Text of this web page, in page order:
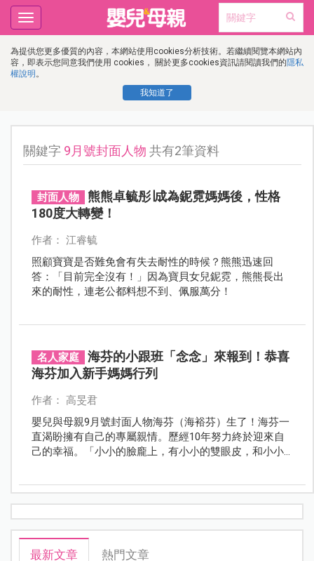
為提供您更多優質的內容，本網站使用cookies分析技術。若繼續閱覽本網站內
容，即表示您同意我們使用 cookies， 關於更多cookies資訊請閱讀我們的隱私
權說明 。
我知道了
Toggle
navigation
關鍵字 9月號封面人物 共有2筆資料
封面人物
熊熊卓毓彤∣成為鈮霓媽媽後，性格
180度大轉變！
作者： 江睿毓
照顧寶寶是否難免會有失去耐性的時候？熊熊迅速回
答：「目前完全沒有！」因為寶貝女兒鈮霓，熊熊長出
來的耐性，連老公都料想不到、佩服萬分！
名人家庭
海芬的小跟班「念念」來報到！恭喜
海芬加入新手媽媽行列
作者： 高旻君
嬰兒與母親9月號封面人物海芬（海裕芬）生了！海芬一
直渴盼擁有自己的專屬親情。歷經10年努力終於迎來自
己的幸福。「小小的臉龐上，有小小的雙眼皮，和小小
最新文章 熱門文章